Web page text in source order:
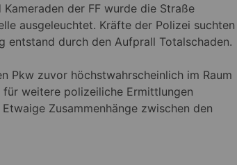
der FF wurde die Straße
ausgeleuchtet. Kräfte der Polizei suchten
entstand durch den Aufprall Totalschaden.
Pkw zuvor höchstwahrscheinlich im Raum
weitere polizeiliche Ermittlungen
Zusammenhänge zwischen den